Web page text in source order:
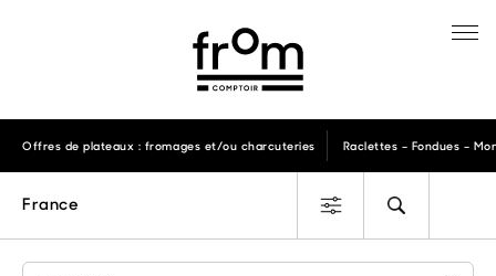
Offres de plateaux : fromages et/ou charcuteries Raclettes – Fondues –
France